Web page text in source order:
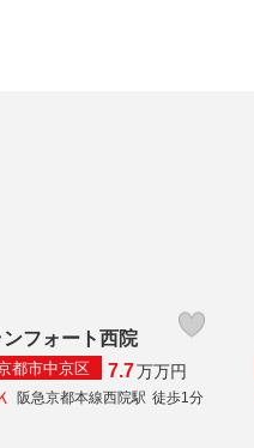
ンフォート西院
都市中京区 7.7万万円
阪急京都本線西院駅 徒歩1分